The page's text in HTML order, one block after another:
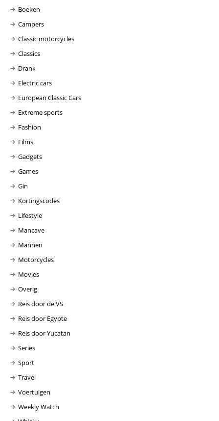
Boeken
Campers
Classic motorcycles
Classics
Drank
Electric cars
European Classic Cars
Extreme sports
Fashion
Films
Gadgets
Games
Gin
Kortingscodes
Lifestyle
Mancave
Mannen
Motorcycles
Movies
Overig
Reis door de VS
Reis door Egypte
Reis door Yucatan
Series
Sport
Travel
Voertuigen
Weekly Watch